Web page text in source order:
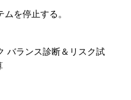
を停止する。